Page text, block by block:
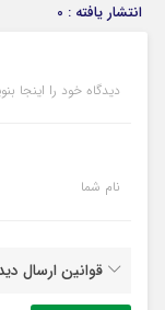
انتشار یافته : 0
دیدگاه خود را اینجا
نام شما
قوانین ارسال